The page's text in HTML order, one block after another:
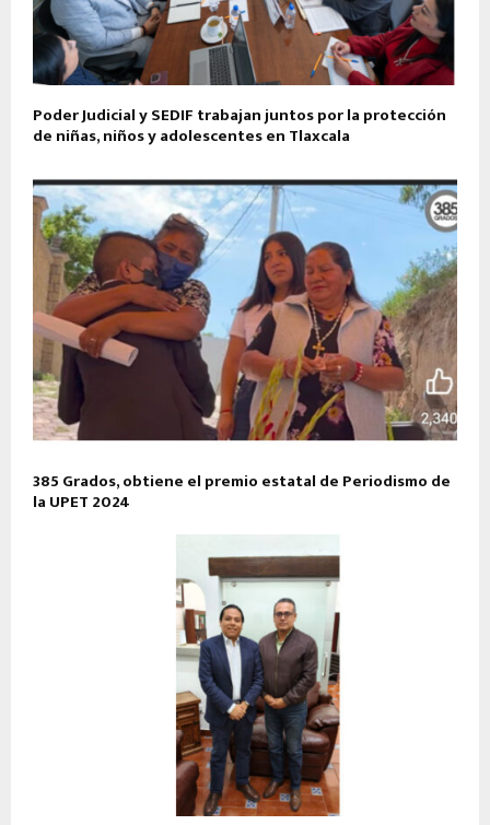
Poder Judicial y SEDIF trabajan juntos por la protección
de niñas, niños y adolescentes en Tlaxcala
385 Grados, obtiene el premio estatal de Periodismo de
la UPET 2024